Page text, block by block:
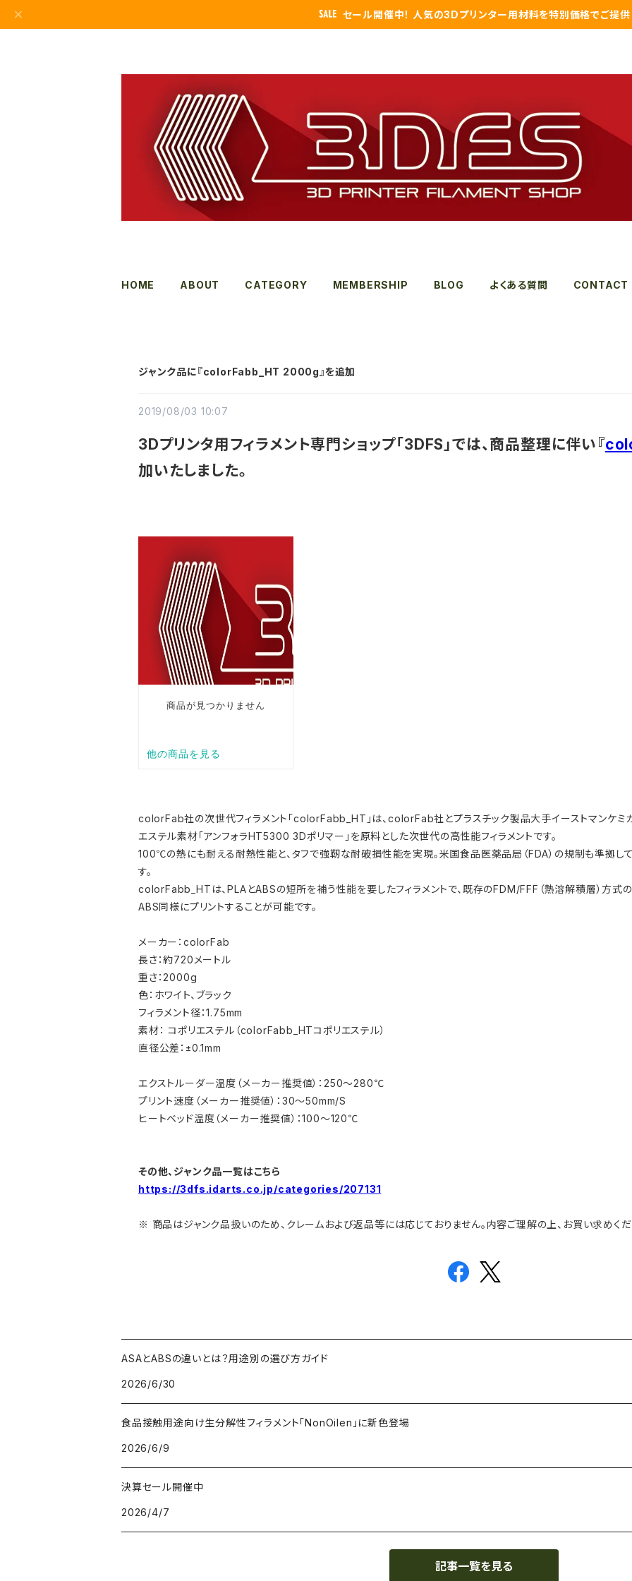
セール開催中！ 人気の3Dプリンター用材料を特別価格でご提供
HOME ABOUT CATEGORY MEMBERSHIP BLOG よくある質問 CONTACT
ジャンク品に『colorFabb_HT 2000g』を追加
2019/08/03 10:07
3Dプリンタ用フィラメント専門ショップ「3DFS」では、商品整理に伴い『
加いたしました。
colorFab社の次世代フィラメント「colorFabb_HT」は、colorFab社とプラスチック製品大手イーストマンケミ
エステル素材「アンフォラHT5300 3Dポリマー」を原料とした次世代の高性能フィラメントです。
100℃の熱にも耐える耐熱性能と、タフで強靭な耐破損性能を実現。米国食品医薬品局（FDA）の規制も準拠し
す。
colorFabb_HTは、PLAとABSの短所を補う性能を要したフィラメントで、既存のFDM/FFF（熱溶解積層）方式
ABS同様にプリントすることが可能です。
メーカー：colorFab
長さ：約720メートル
重さ：2000g
色：ホワイト、ブラック
フィラメント径：1.75mm
素材： コポリエステル（colorFabb_HTコポリエステル）
直径公差：±0.1mm
エクストルーダー温度（メーカー推奨値）：250～280℃
プリント速度（メーカー推奨値）：30～50mm/S
ヒートベッド温度（メーカー推奨値）：100～120℃
その他、ジャンク品一覧はこちら
https://3dfs.idarts.co.jp/categories/207131
※ 商品はジャンク品扱いのため、クレームおよび返品等には応じておりません。内容ご理解の上、お買い求めくだ
ASAとABSの違いとは？用途別の選び方ガイド
2026/6/30
食品接触用途向け生分解性フィラメント「NonOilen」に新色登場
2026/6/9
決算セール開催中
2026/4/7
記事一覧を見る